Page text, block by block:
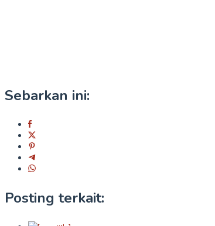
Sebarkan ini:
Posting terkait: